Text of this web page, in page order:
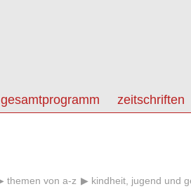
gesamtprogramm zeitschriften
themen von a-z kindheit, jugend und